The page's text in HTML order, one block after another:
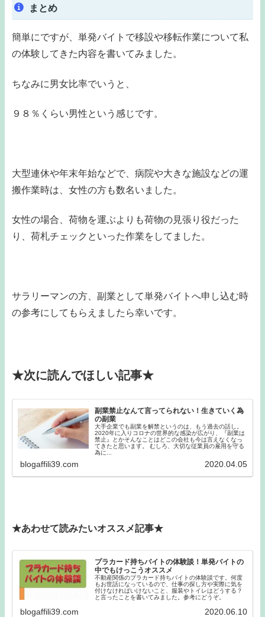
まとめ
簡単にですが、単発バイトで移設や移転作業について私
の体験してきた内容を書いてみました。
ちなみに男女比率でいうと、
９８％くらい男性という感じです。
大型連休や年末年始などで、病院や大きな施設などの運
搬作業時は、女性の方も数名いました。
女性の場合、荷物を運ぶよりも荷物の見張り役だった
り、荷札チェックといった作業をしてました。
サラリーマンの方、副業として単発バイトへ申し込む時
の参考にしてもらえましたら幸いです。
★次に読んでほしい記事★
副業禁止なんて言ってられない！生きていく為
の副業
大手企業でも副業を解禁というのは、もう過去の話し。
2020年に入りコロナの世界的な感染が広がり、『副業は
禁止』とかそんなことはどこの会社も今は言えなくなっ
てきたと思います。 むしろ、大切な従業員の雇用を守る
為に...
blogaffili39.com 2020.04.05
★あわせて読みたいオススメ記事★
プラカード持ちバイトの体験談！単発バイトの
中でもけっこうオススメ
不動産関係のプラカード持ちバイトの体験談です。何度
もお世話になっているので、仕事の探し方や実際に気を
付けなければいけないこと、服装やトイレはどうする？
と言ったことを書いてみました。参考にどうぞ。
blogaffili39.com 2020.06.10